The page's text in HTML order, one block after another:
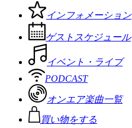
インフォメーション
ゲストスケジュール
イベント・ライブ
PODCAST
オンエア楽曲一覧
買い物をする